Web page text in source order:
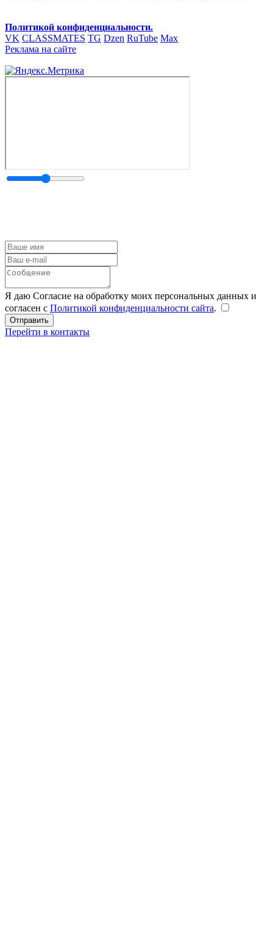
Политикой конфиденциальности.
VK CLASSMATES TG Dzen RuTube Max
Реклама на сайте
Я даю Согласие на обработку моих персональных данных и
согласен с Политикой конфиденциальности сайта.
Перейти в контакты